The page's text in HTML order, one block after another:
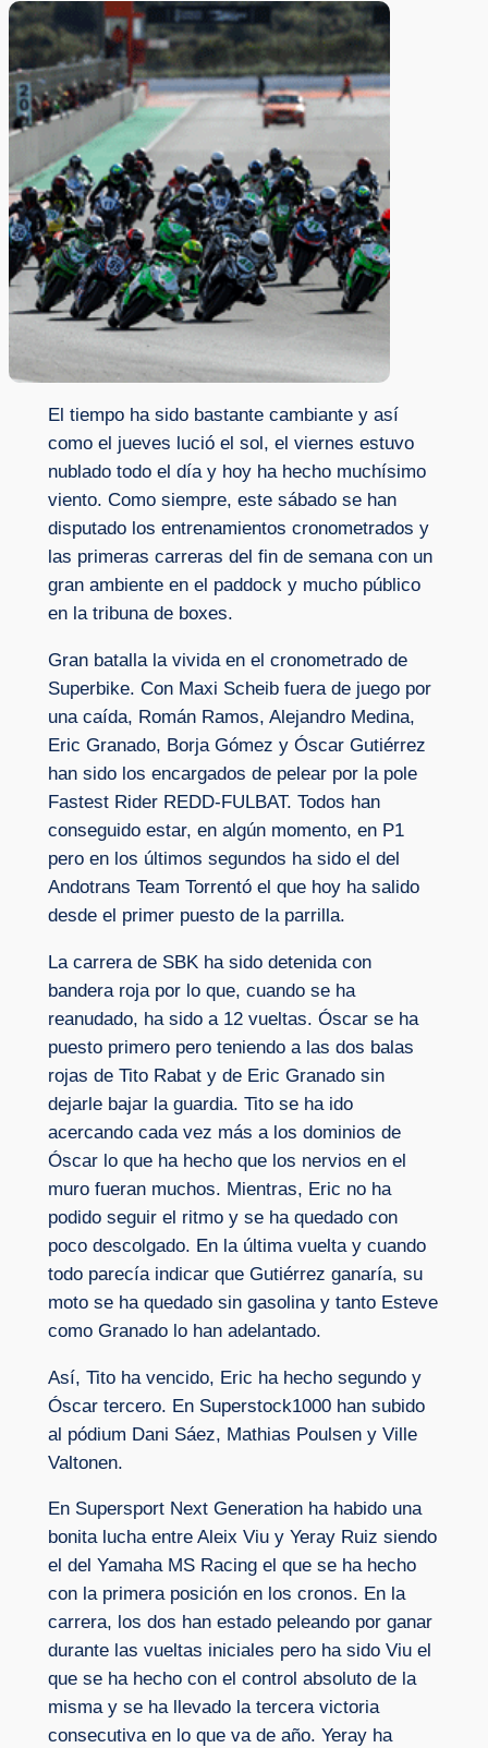
El tiempo ha sido bastante cambiante y así
como el jueves lució el sol, el viernes estuvo
nublado todo el día y hoy ha hecho muchísimo
viento. Como siempre, este sábado se han
disputado los entrenamientos cronometrados y
las primeras carreras del fin de semana con un
gran ambiente en el paddock y mucho público
en la tribuna de boxes.
Gran batalla la vivida en el cronometrado de
Superbike. Con Maxi Scheib fuera de juego por
una caída, Román Ramos, Alejandro Medina,
Eric Granado, Borja Gómez y Óscar Gutiérrez
han sido los encargados de pelear por la pole
Fastest Rider REDD-FULBAT. Todos han
conseguido estar, en algún momento, en P1
pero en los últimos segundos ha sido el del
Andotrans Team Torrentó el que hoy ha salido
desde el primer puesto de la parrilla.
La carrera de SBK ha sido detenida con
bandera roja por lo que, cuando se ha
reanudado, ha sido a 12 vueltas. Óscar se ha
puesto primero pero teniendo a las dos balas
rojas de Tito Rabat y de Eric Granado sin
dejarle bajar la guardia. Tito se ha ido
acercando cada vez más a los dominios de
Óscar lo que ha hecho que los nervios en el
muro fueran muchos. Mientras, Eric no ha
podido seguir el ritmo y se ha quedado con
poco descolgado. En la última vuelta y cuando
todo parecía indicar que Gutiérrez ganaría, su
moto se ha quedado sin gasolina y tanto Esteve
como Granado lo han adelantado.
Así, Tito ha vencido, Eric ha hecho segundo y
Óscar tercero. En Superstock1000 han subido
al pódium Dani Sáez, Mathias Poulsen y Ville
Valtonen.
En Supersport Next Generation ha habido una
bonita lucha entre Aleix Viu y Yeray Ruiz siendo
el del Yamaha MS Racing el que se ha hecho
con la primera posición en los cronos. En la
carrera, los dos han estado peleando por ganar
durante las vueltas iniciales pero ha sido Viu el
que se ha hecho con el control absoluto de la
misma y se ha llevado la tercera victoria
consecutiva en lo que va de año. Yeray ha